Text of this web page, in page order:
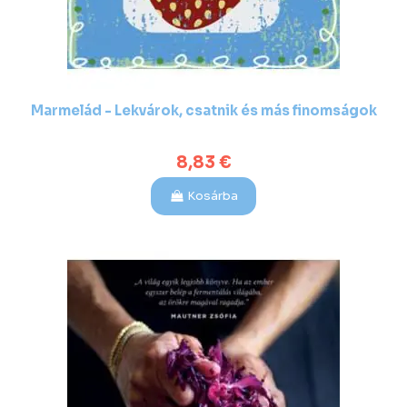
Marmelád - Lekvárok, csatnik és más finomságok
8,83 €
Kosárba